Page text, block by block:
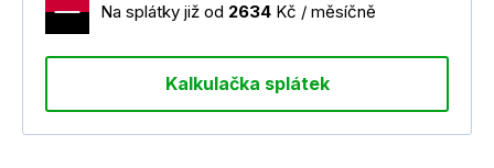
Na splátky již od 2634 Kč / měsíčně
Kalkulačka splátek